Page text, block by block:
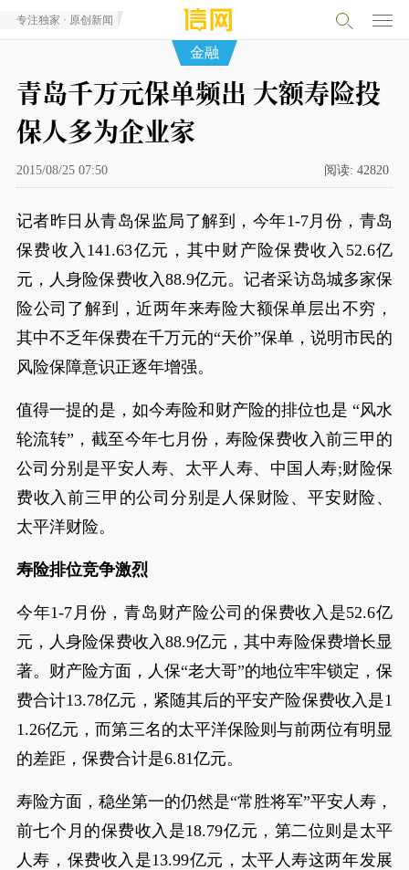
专注独家 · 原创新闻
金融
青岛千万元保单频出 大额寿险投
保人多为企业家
2015/08/25 07:50 阅读: 42820
记者昨日从青岛保监局了解到，今年1-7月份，青岛
保费收入141.63亿元，其中财产险保费收入52.6亿
元，人身险保费收入88.9亿元。记者采访岛城多家保
险公司了解到，近两年来寿险大额保单层出不穷，
其中不乏年保费在千万元的“天价”保单，说明市民的
风险保障意识正逐年增强。
值得一提的是，如今寿险和财产险的排位也是 “风水
轮流转”，截至今年七月份，寿险保费收入前三甲的
公司分别是平安人寿、太平人寿、中国人寿;财险保
费收入前三甲的公司分别是人保财险、平安财险、
太平洋财险。
寿险排位竞争激烈
今年1-7月份，青岛财产险公司的保费收入是52.6亿
元，人身险保费收入88.9亿元，其中寿险保费增长显
著。财产险方面，人保“老大哥”的地位牢牢锁定，保
费合计13.78亿元，紧随其后的平安产险保费收入是1
1.26亿元，而第三名的太平洋保险则与前两位有明显
的差距，保费合计是6.81亿元。
寿险方面，稳坐第一的仍然是“常胜将军”平安人寿，
前七个月的保费收入是18.79亿元，第二位则是太平
人寿，保费收入是13.99亿元，太平人寿这两年发展